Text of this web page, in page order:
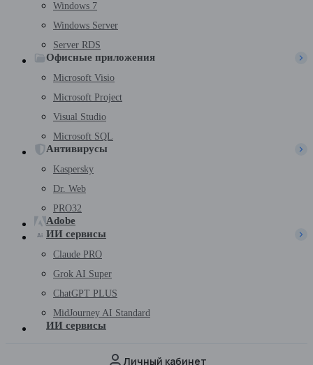
Windows 7
Windows Server
Server RDS
Офисные приложения
Microsoft Visio
Microsoft Project
Visual Studio
Microsoft SQL
Антивирусы
Kaspersky
Dr. Web
PRO32
Adobe
ИИ сервисы
Claude PRO
Grok AI Super
ChatGPT PLUS
MidJourney AI Standard
ИИ сервисы
Личный кабинет